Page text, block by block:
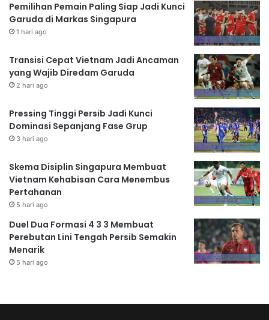
Pemilihan Pemain Paling Siap Jadi Kunci
Garuda di Markas Singapura
1 hari ago
Transisi Cepat Vietnam Jadi Ancaman
yang Wajib Diredam Garuda
2 hari ago
Pressing Tinggi Persib Jadi Kunci
Dominasi Sepanjang Fase Grup
3 hari ago
Skema Disiplin Singapura Membuat
Vietnam Kehabisan Cara Menembus
Pertahanan
5 hari ago
Duel Dua Formasi 4 3 3 Membuat
Perebutan Lini Tengah Persib Semakin
Menarik
5 hari ago